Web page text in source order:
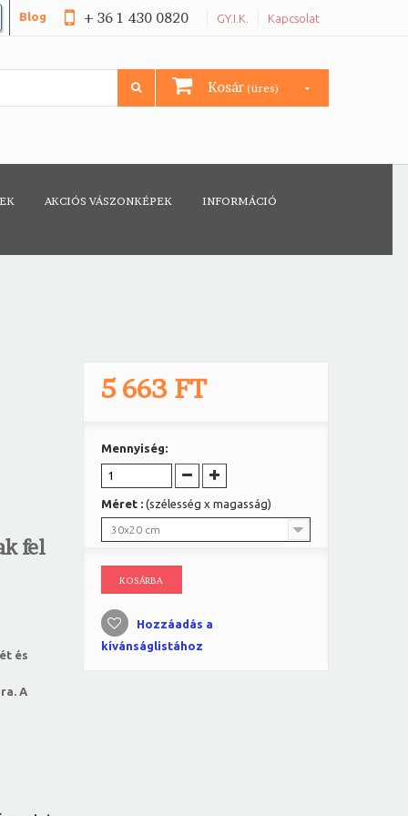
GY.I.K. Kapcsolat
+ 36 1 430 0820
Blog
Kosár (üres)
AKCIÓS VÁSZONKÉPEK INFORMÁCIÓ
fel
és
A
5 663 FT
Mennyiség:
Méret : (szélesség x magasság)
30x20 cm
KOSÁRBA
Hozzáadás a
kívánságlistához